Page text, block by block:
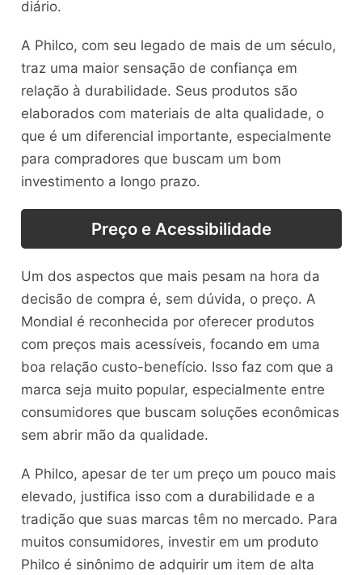
diário.
A Philco, com seu legado de mais de um século,
traz uma maior sensação de confiança em
relação à durabilidade. Seus produtos são
elaborados com materiais de alta qualidade, o
que é um diferencial importante, especialmente
para compradores que buscam um bom
investimento a longo prazo.
Preço e Acessibilidade
Um dos aspectos que mais pesam na hora da
decisão de compra é, sem dúvida, o preço. A
Mondial é reconhecida por oferecer produtos
com preços mais acessíveis, focando em uma
boa relação custo-benefício. Isso faz com que a
marca seja muito popular, especialmente entre
consumidores que buscam soluções econômicas
sem abrir mão da qualidade.
A Philco, apesar de ter um preço um pouco mais
elevado, justifica isso com a durabilidade e a
tradição que suas marcas têm no mercado. Para
muitos consumidores, investir em um produto
Philco é sinônimo de adquirir um item de alta